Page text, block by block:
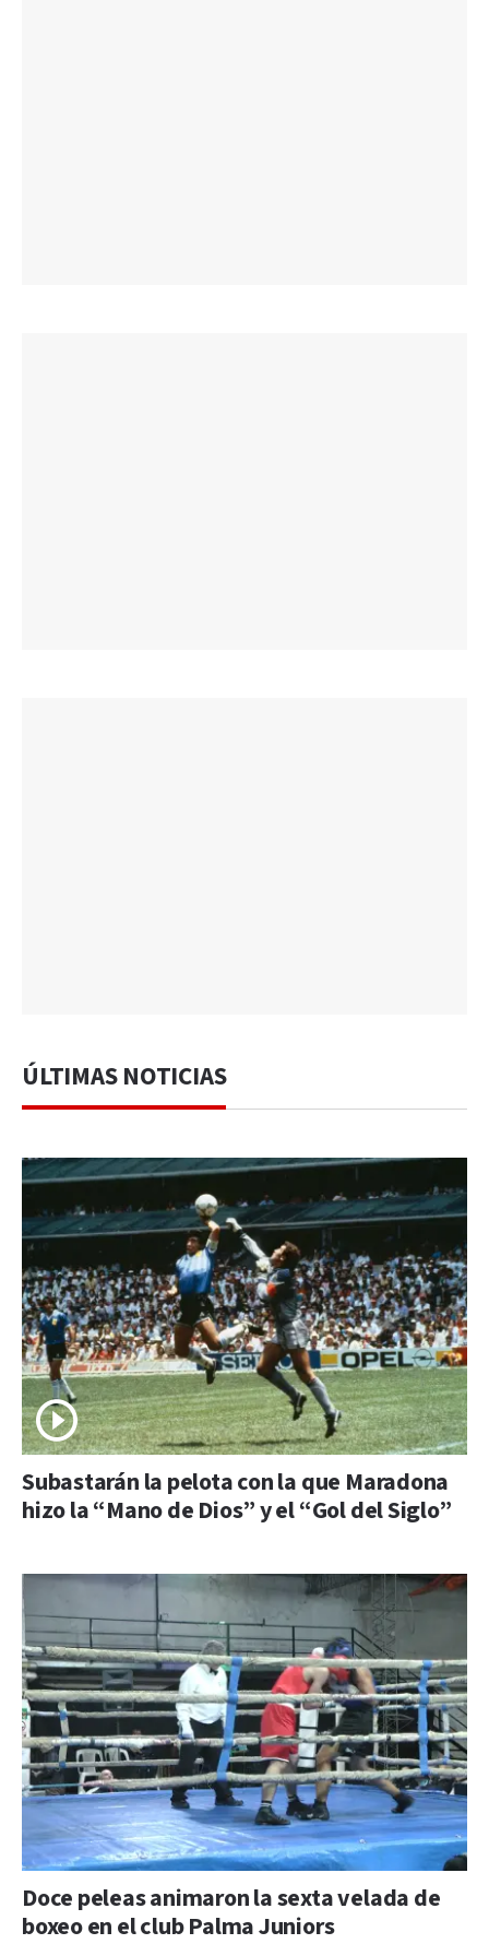
ÚLTIMAS NOTICIAS
Subastarán la pelota con la que Maradona
hizo la “Mano de Dios” y el “Gol del Siglo”
Doce peleas animaron la sexta velada de
boxeo en el club Palma Juniors